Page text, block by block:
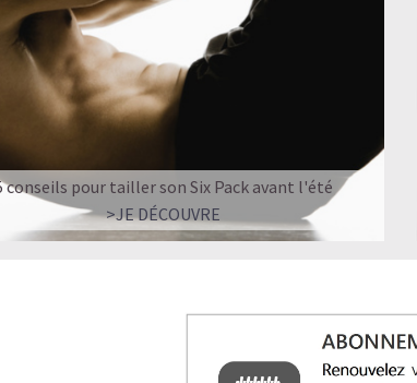
conseils pour tailler son Six Pack avant l'été
>JE DÉCOUVRE